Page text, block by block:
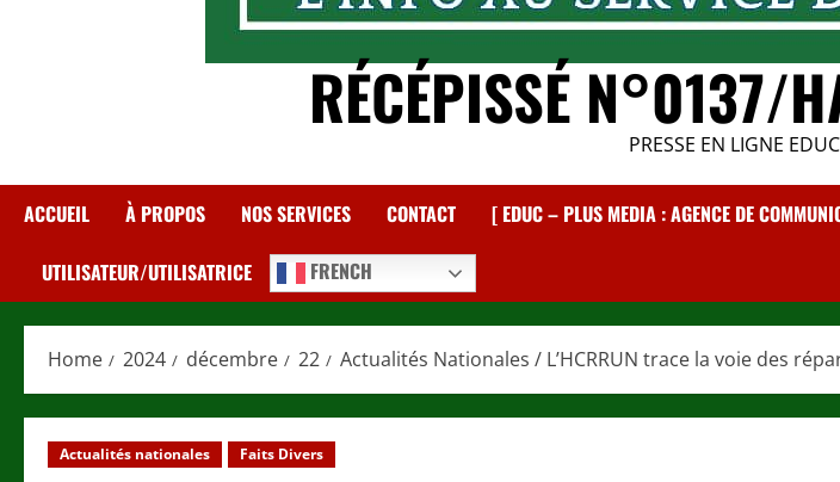
RÉCÉPISSÉ
PRESSE EN LIGNE
ACCUEIL À PROPOS NOS SERVICES CONTACT [ EDUC – PLUS MEDIA : AGENCE DE
UTILISATEUR/UTILISATRICE FRENCH
Home 2024 décembre 22 Actualités Nationales / L’HCRRUN trace la voie des
Actualités nationales Faits Divers